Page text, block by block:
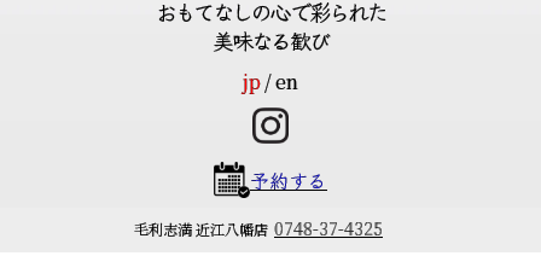
おもてなしの心で彩られた
美味なる歓び
jp en
予約する
毛利志満 近江八幡店 0748-37-4325